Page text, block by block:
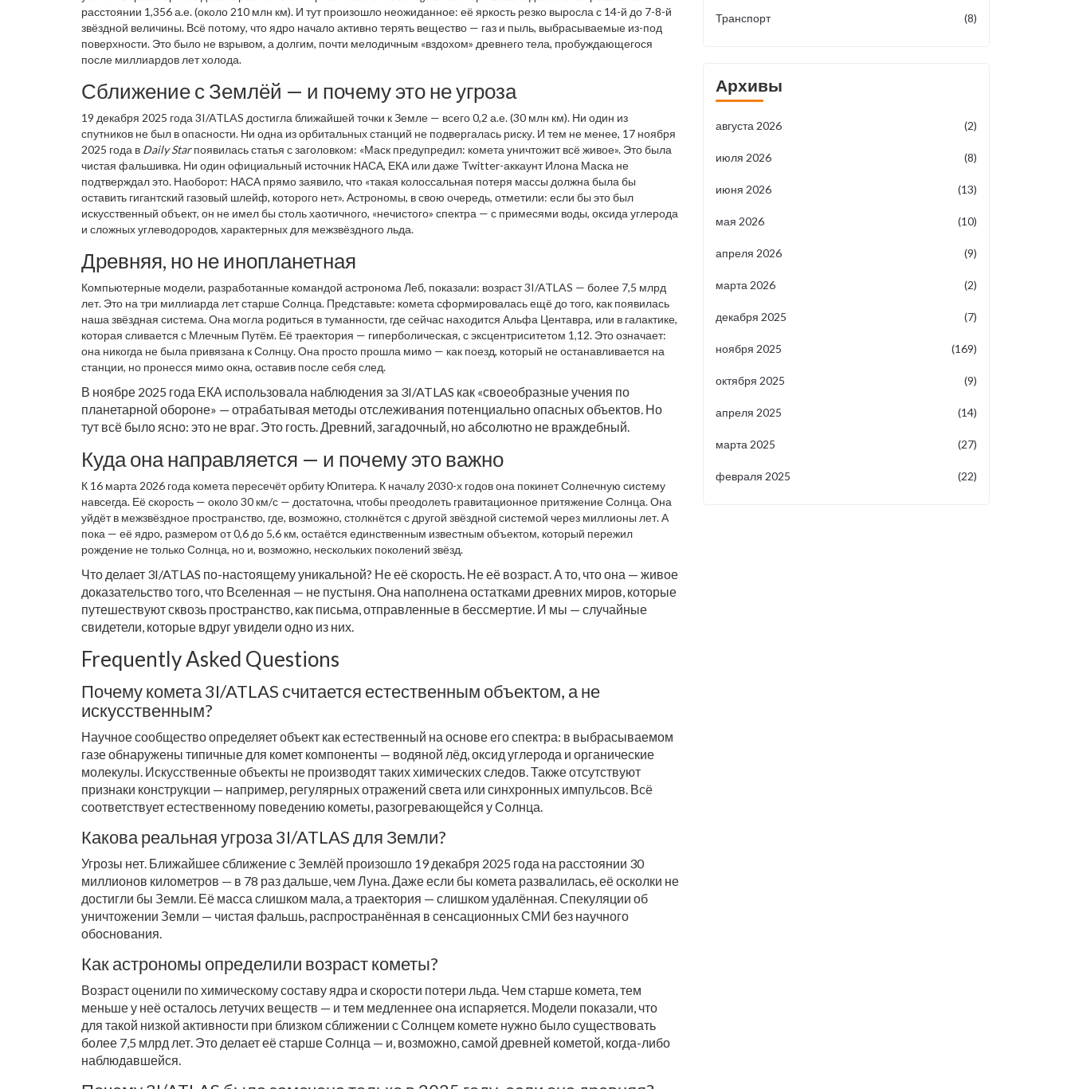
расстоянии 1,356 а.е. (около 210 млн км). И тут произошло неожиданное: её яркость резко выросла с 14-й до 7-8-й
звёздной величины. Всё потому, что ядро начало активно терять вещество — газ и пыль, выбрасываемые из-под
поверхности. Это было не взрывом, а долгим, почти мелодичным «вздохом» древнего тела, пробуждающегося
после миллиардов лет холода.
Сближение с Землёй — и почему это не угроза
19 декабря 2025 года 3I/ATLAS достигла ближайшей точки к Земле — всего 0,2 а.е. (30 млн км). Ни один из
спутников не был в опасности. Ни одна из орбитальных станций не подвергалась риску. И тем не менее, 17 ноября
2025 года в Daily Starпоявилась статья с заголовком: «Маск предупредил: комета уничтожит всё живое». Это была
чистая фальшивка. Ни один официальный источник НАСА, ЕКА или даже Twitter-аккаунт Илона Маска не
подтверждал это. Наоборот: НАСА прямо заявило, что «такая колоссальная потеря массы должна была бы
оставить гигантский газовый шлейф, которого нет». Астрономы, в свою очередь, отметили: если бы это был
искусственный объект, он не имел бы столь хаотичного, «нечистого» спектра — с примесями воды, оксида углерода
и сложных углеводородов, характерных для межзвёздного льда.
Древняя, но не инопланетная
Компьютерные модели, разработанные командой астронома Леб, показали: возраст3I/ATLAS — более 7,5 млрд
лет. Это на три миллиарда лет старше Солнца. Представьте: комета сформировалась ещё до того, как появилась
наша звёздная система. Она могла родиться в туманности, где сейчас находится Альфа Центавра, или в галактике,
которая сливается с Млечным Путём. Её траектория — гиперболическая, с эксцентриситетом 1,12. Это означает:
она никогда не была привязана к Солнцу. Она просто прошла мимо — как поезд, который не останавливается на
станции, но пронесся мимо окна, оставив после себя след.
В ноябре 2025 года ЕКА использовала наблюдения за 3I/ATLAS как «своеобразные учения по
планетарной обороне» — отрабатывая методы отслеживания потенциально опасных объектов. Но
тут всё было ясно: это не враг. Это гость. Древний, загадочный, но абсолютно не враждебный.
Куда она направляется — и почему это важно
К 16 марта 2026 года комета пересечёт орбиту Юпитера. К началу 2030-х годов она покинет Солнечную систему
навсегда. Её скорость — около 30 км/с — достаточна, чтобы преодолеть гравитационное притяжение Солнца. Она
уйдёт в межзвёздное пространство, где, возможно, столкнётся с другой звёздной системой через миллионы лет. А
пока — её ядро, размером от 0,6 до 5,6 км, остаётся единственным известным объектом, который пережил
рождение не только Солнца, но и, возможно, нескольких поколений звёзд.
Что делает 3I/ATLAS по-настоящему уникальной? Не её скорость. Не её возраст. А то, что она — живое
доказательство того, что Вселенная — не пустыня. Она наполнена остатками древних миров, которые
путешествуют сквозь пространство, как письма, отправленные в бессмертие. И мы — случайные
свидетели, которые вдруг увидели одно из них.
Frequently Asked Questions
Почему комета 3I/ATLAS считается естественным объектом, а не
искусственным?
Научное сообщество определяет объект как естественный на основе его спектра: в выбрасываемом
газе обнаружены типичные для комет компоненты — водяной лёд, оксид углерода и органические
молекулы. Искусственные объекты не производят таких химических следов. Также отсутствуют
признаки конструкции — например, регулярных отражений света или синхронных импульсов. Всё
соответствует естественному поведению кометы, разогревающейся у Солнца.
Какова реальная угроза 3I/ATLAS для Земли?
Угрозы нет. Ближайшее сближение с Землёй произошло 19 декабря 2025 года на расстоянии 30
миллионов километров — в 78 раз дальше, чем Луна. Даже если бы комета развалилась, её осколки не
достигли бы Земли. Её масса слишком мала, а траектория — слишком удалённая. Спекуляции об
уничтожении Земли — чистая фальшь, распространённая в сенсационных СМИ без научного
обоснования.
Как астрономы определили возраст кометы?
Возраст оценили по химическому составу ядра и скорости потери льда. Чем старше комета, тем
меньше у неё осталось летучих веществ — и тем медленнее она испаряется. Модели показали, что
для такой низкой активности при близком сближении с Солнцем комете нужно было существовать
более 7,5 млрд лет. Это делает её старше Солнца — и, возможно, самой древней кометой, когда-либо
наблюдавшейся.
Транспорт (8)
Архивы
августа 2026 (2)
июля 2026 (8)
июня 2026 (13)
мая 2026 (10)
апреля 2026 (9)
марта 2026 (2)
декабря 2025 (7)
ноября 2025 (169)
октября 2025 (9)
апреля 2025 (14)
марта 2025 (27)
февраля 2025 (22)